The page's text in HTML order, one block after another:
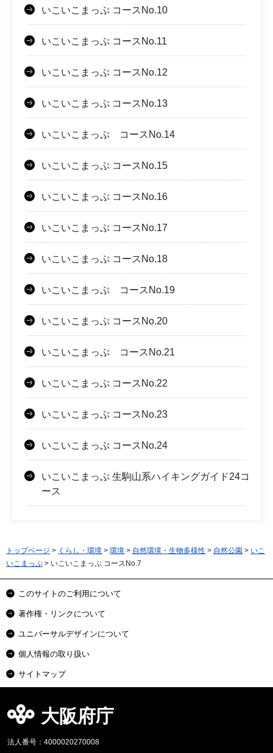
いこいこまっぷ コースNo.10
いこいこまっぷ コースNo.11
いこいこまっぷ コースNo.12
いこいこまっぷ コースNo.13
いこいこまっぷ コースNo.14
いこいこまっぷ コースNo.15
いこいこまっぷ コースNo.16
いこいこまっぷ コースNo.17
いこいこまっぷ コースNo.18
いこいこまっぷ コースNo.19
いこいこまっぷ コースNo.20
いこいこまっぷ コースNo.21
いこいこまっぷ コースNo.22
いこいこまっぷ コースNo.23
いこいこまっぷ コースNo.24
いこいこまっぷ 生駒山系ハイキングガイド24コ
ース
トップページ > くらし・環境 > 環境 > 自然環境・生物多様性 > 自然公園 > いこ
いこまっぷ > いこいこまっぷ コースNo.7
このサイトのご利用について
著作権・リンクについて
ユニバーサルデザインについて
個人情報の取り扱い
サイトマップ
大阪府庁
法人番号：4000020270008